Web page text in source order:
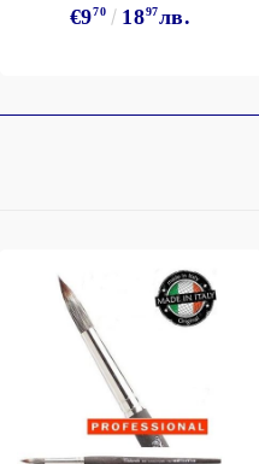
€970 1897лв.